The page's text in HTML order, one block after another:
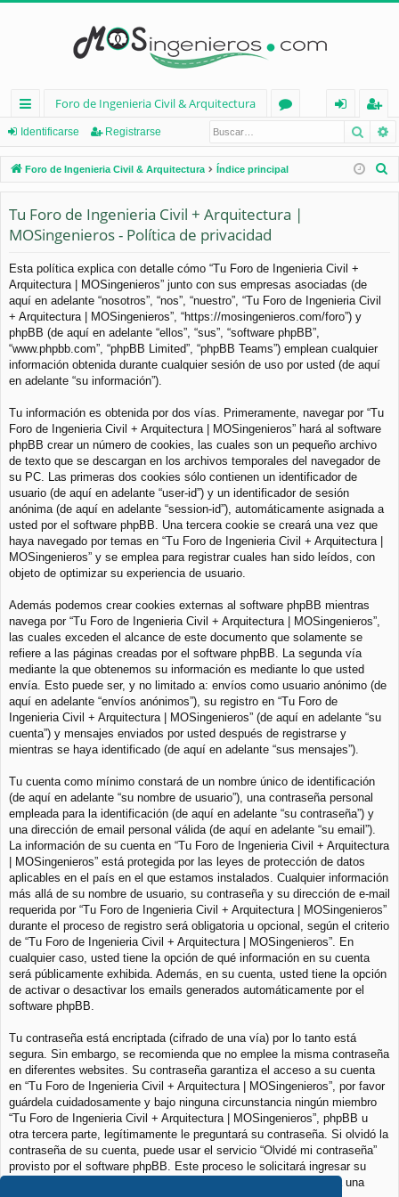
nl
ac
es
rá
pi
d
os
Foro de Ingenieria Civil & Arquitectura
os
nt
ifi
e
eg
ist
ra
Identificarse Registrarse
Foro de Ingenieria Civil & Arquitectura Índice principal
Tu Foro de Ingenieria Civil + Arquitectura |
MOSingenieros - Política de privacidad
Esta política explica con detalle cómo “Tu Foro de Ingenieria Civil +
Arquitectura | MOSingenieros” junto con sus empresas asociadas (de
aquí en adelante “nosotros”, “nos”, “nuestro”, “Tu Foro de Ingenieria Civil
+ Arquitectura | MOSingenieros”, “https://mosingenieros.com/foro”) y
phpBB (de aquí en adelante “ellos”, “sus”, “software phpBB”,
“www.phpbb.com”, “phpBB Limited”, “phpBB Teams”) emplean cualquier
información obtenida durante cualquier sesión de uso por usted (de aquí
en adelante “su información”).
Tu información es obtenida por dos vías. Primeramente, navegar por “Tu
Foro de Ingenieria Civil + Arquitectura | MOSingenieros” hará al software
phpBB crear un número de cookies, las cuales son un pequeño archivo
de texto que se descargan en los archivos temporales del navegador de
su PC. Las primeras dos cookies sólo contienen un identificador de
usuario (de aquí en adelante “user-id”) y un identificador de sesión
anónima (de aquí en adelante “session-id”), automáticamente asignada a
usted por el software phpBB. Una tercera cookie se creará una vez que
haya navegado por temas en “Tu Foro de Ingenieria Civil + Arquitectura |
MOSingenieros” y se emplea para registrar cuales han sido leídos, con
objeto de optimizar su experiencia de usuario.
Además podemos crear cookies externas al software phpBB mientras
navega por “Tu Foro de Ingenieria Civil + Arquitectura | MOSingenieros”,
las cuales exceden el alcance de este documento que solamente se
refiere a las páginas creadas por el software phpBB. La segunda vía
mediante la que obtenemos su información es mediante lo que usted
envía. Esto puede ser, y no limitado a: envíos como usuario anónimo (de
aquí en adelante “envíos anónimos”), su registro en “Tu Foro de
Ingenieria Civil + Arquitectura | MOSingenieros” (de aquí en adelante “su
cuenta”) y mensajes enviados por usted después de registrarse y
mientras se haya identificado (de aquí en adelante “sus mensajes”).
Tu cuenta como mínimo constará de un nombre único de identificación
(de aquí en adelante “su nombre de usuario”), una contraseña personal
empleada para la identificación (de aquí en adelante “su contraseña”) y
una dirección de email personal válida (de aquí en adelante “su email”).
La información de su cuenta en “Tu Foro de Ingenieria Civil + Arquitectura
| MOSingenieros” está protegida por las leyes de protección de datos
aplicables en el país en el que estamos instalados. Cualquier información
más allá de su nombre de usuario, su contraseña y su dirección de e-mail
requerida por “Tu Foro de Ingenieria Civil + Arquitectura | MOSingenieros”
durante el proceso de registro será obligatoria u opcional, según el criterio
de “Tu Foro de Ingenieria Civil + Arquitectura | MOSingenieros”. En
cualquier caso, usted tiene la opción de qué información en su cuenta
será públicamente exhibida. Además, en su cuenta, usted tiene la opción
de activar o desactivar los emails generados automáticamente por el
software phpBB.
Tu contraseña está encriptada (cifrado de una vía) por lo tanto está
segura. Sin embargo, se recomienda que no emplee la misma contraseña
en diferentes websites. Su contraseña garantiza el acceso a su cuenta
en “Tu Foro de Ingenieria Civil + Arquitectura | MOSingenieros”, por favor
guárdela cuidadosamente y bajo ninguna circunstancia ningún miembro
“Tu Foro de Ingenieria Civil + Arquitectura | MOSingenieros”, phpBB u
otra tercera parte, legítimamente le preguntará su contraseña. Si olvidó la
contraseña de su cuenta, puede usar el servicio “Olvidé mi contraseña”
provisto por el software phpBB. Este proceso le solicitará ingresar su
nombre de usuario y su email, luego el software phpBB generará una